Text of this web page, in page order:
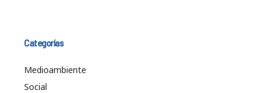
Categorías
Medioambiente
Social